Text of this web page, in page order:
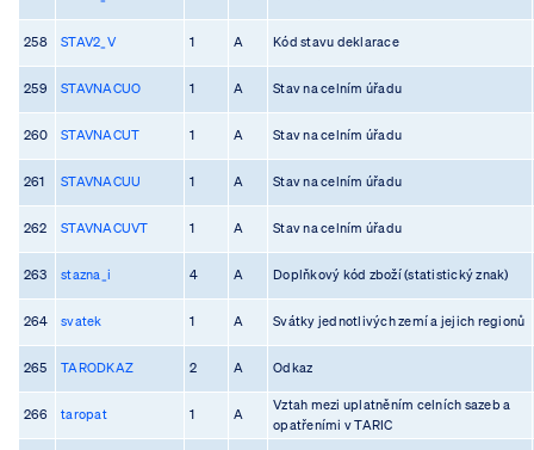
258 STAV2_V 1 A Kód stavu deklarace
259 STAVNACUO 1 A Stav na celním úřadu
260 STAVNACUT 1 A Stav na celním úřadu
261 STAVNACUU 1 A Stav na celním úřadu
262 STAVNACUVT 1 A Stav na celním úřadu
263 stazna_i 4 A Doplňkový kód zboží (statistický znak)
264 svatek 1 A Svátky jednotlivých zemí a jejich regionů
265 TARODKAZ 2 A Odkaz
266 taropat 1 A
Vztah mezi uplatněním celních sazeb a
opatřeními v TARIC